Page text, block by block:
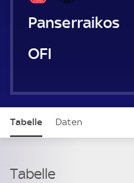
Panserraikos
OFI
Tabelle Daten
Tabelle